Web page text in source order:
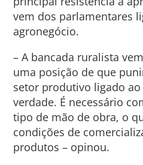
vem dos parlamentares
agronegócio.
– A bancada ruralista
uma posição de que
setor produtivo ligado
verdade. É necessário
tipo de mão de obra, o
condições de
produtos – opinou.